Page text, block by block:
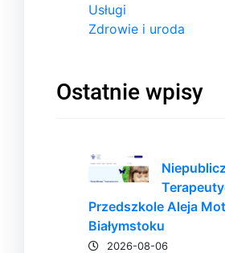
Usługi
Zdrowie i uroda
Ostatnie wpisy
Przedszkole Aleja
Białymstoku
2026-08-06